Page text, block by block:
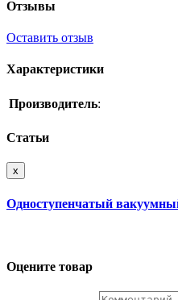
Отзывы
Оставить отзыв
Характеристики
Производитель:
Статьи
x
Одноступенчатый
Оцените товар